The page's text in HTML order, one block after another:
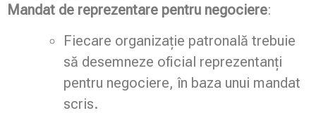
Mandat de reprezentare pentru negociere:
Fiecare organizație patronală trebuie
să desemneze oficial reprezentanți
pentru negociere, în baza unui mandat
scris.